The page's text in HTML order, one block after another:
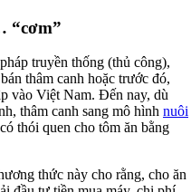
“cơm”
truyền thống (thủ công),
thâm canh hoặc trước đó,
vào Việt Nam. Đến nay, dù
thâm canh sang mô hình nuôi
thói quen cho tôm ăn bằng
thức này cho rằng, cho ăn